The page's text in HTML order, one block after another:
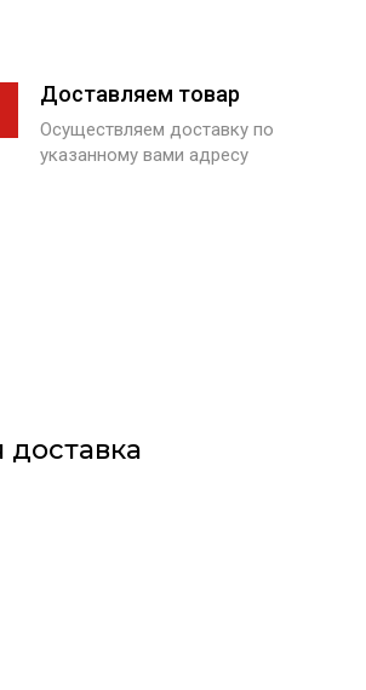
Доставляем товар
Осуществляем доставку по
указанному вами адресу
доставка